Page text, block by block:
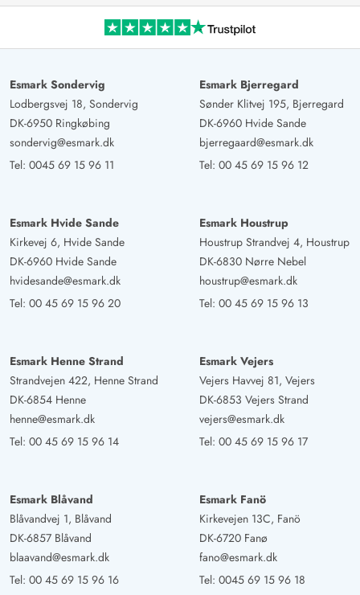
Esmark Sondervig
Lodbergsvej 18, Sondervig
DK-6950 Ringkøbing
sondervig@esmark.dk
Tel: 0045 69 15 96 11
Esmark Bjerregard
Sønder Klitvej 195, Bjerregard
DK-6960 Hvide Sande
bjerregaard@esmark.dk
Tel: 00 45 69 15 96 12
Esmark Hvide Sande
Kirkevej 6, Hvide Sande
DK-6960 Hvide Sande
hvidesande@esmark.dk
Tel: 00 45 69 15 96 20
Esmark Houstrup
Houstrup Strandvej 4, Houstrup
DK-6830 Nørre Nebel
houstrup@esmark.dk
Tel: 00 45 69 15 96 13
Esmark Henne Strand
Strandvejen 422, Henne Strand
DK-6854 Henne
henne@esmark.dk
Tel: 00 45 69 15 96 14
Esmark Vejers
Vejers Havvej 81, Vejers
DK-6853 Vejers Strand
vejers@esmark.dk
Tel: 00 45 69 15 96 17
Esmark Blåvand
Blåvandvej 1, Blåvand
DK-6857 Blåvand
blaavand@esmark.dk
Tel: 00 45 69 15 96 16
Esmark Fanö
Kirkevejen 13C, Fanö
DK-6720 Fanø
fano@esmark.dk
Tel: 0045 69 15 96 18